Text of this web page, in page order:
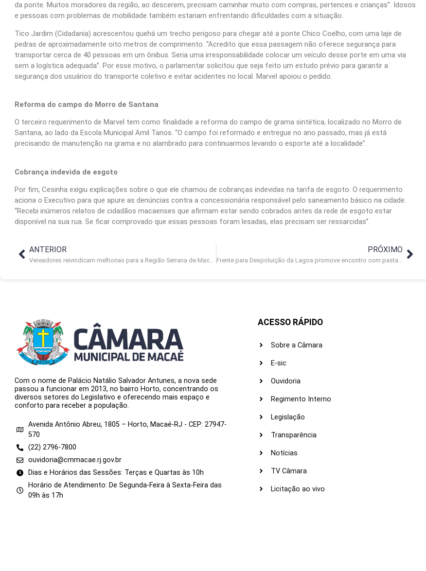
da ponte. Muitos moradores da região, ao descerem, precisam caminhar muito com compras, pertences e crianças”. Idosos
e pessoas com problemas de mobilidade também estariam enfrentando dificuldades com a situação.
Tico Jardim (Cidadania) acrescentou quehá um trecho perigoso para chegar até a ponte Chico Coelho, com uma laje de
pedras de aproximadamente oito metros de comprimento. “Acredito que essa passagem não oferece segurança para
transportar cerca de 40 pessoas em um ônibus. Seria uma irresponsabilidade colocar um veículo desse porte em uma via
sem a logística adequada”. Por esse motivo, o parlamentar solicitou que seja feito um estudo prévio para garantir a
segurança dos usuários do transporte coletivo e evitar acidentes no local. Marvel apoiou o pedido.
Reforma do campo do Morro de Santana
O terceiro requerimento de Marvel tem como finalidade a reforma do campo de grama sintética, localizado no Morro de
Santana, ao lado da Escola Municipal Amil Tanos. “O campo foi reformado e entregue no ano passado, mas já está
precisando de manutenção na grama e no alambrado para continuarmos levando o esporte até a localidade”.
Cobrança indevida de esgoto
Por fim, Cesinha exigiu explicações sobre o que ele chamou de cobranças indevidas na tarifa de esgoto. O requerimento
aciona o Executivo para que apure as denúncias contra a concessionária responsável pelo saneamento básico na cidade.
“Recebi inúmeros relatos de cidadãos macaenses que afirmam estar sendo cobrados antes da rede de esgoto estar
disponível na sua rua. Se ficar comprovado que essas pessoas foram lesadas, elas precisam ser ressarcidas”.
ANTERIOR PRÓXIMO
Com o nome de Palácio Natálio Salvador Antunes, a nova sede
passou a funcionar em 2013, no bairro Horto, concentrando os
diversos setores do Legislativo e oferecendo mais espaço e
conforto para receber a população.
Avenida Antônio Abreu, 1805 – Horto, Macaé-RJ - CEP: 27947-
570
(22) 2796-7800
ouvidoria@cmmacae.rj.gov.br
Dias e Horários das Sessões: Terças e Quartas às 10h
Horário de Atendimento: De Segunda-Feira à Sexta-Feira das
09h às 17h
ACESSO RÁPIDO
Sobre a Câmara
E-sic
Ouvidoria
Regimento Interno
Legislação
Transparência
Notícias
TV Câmara
Licitação ao vivo